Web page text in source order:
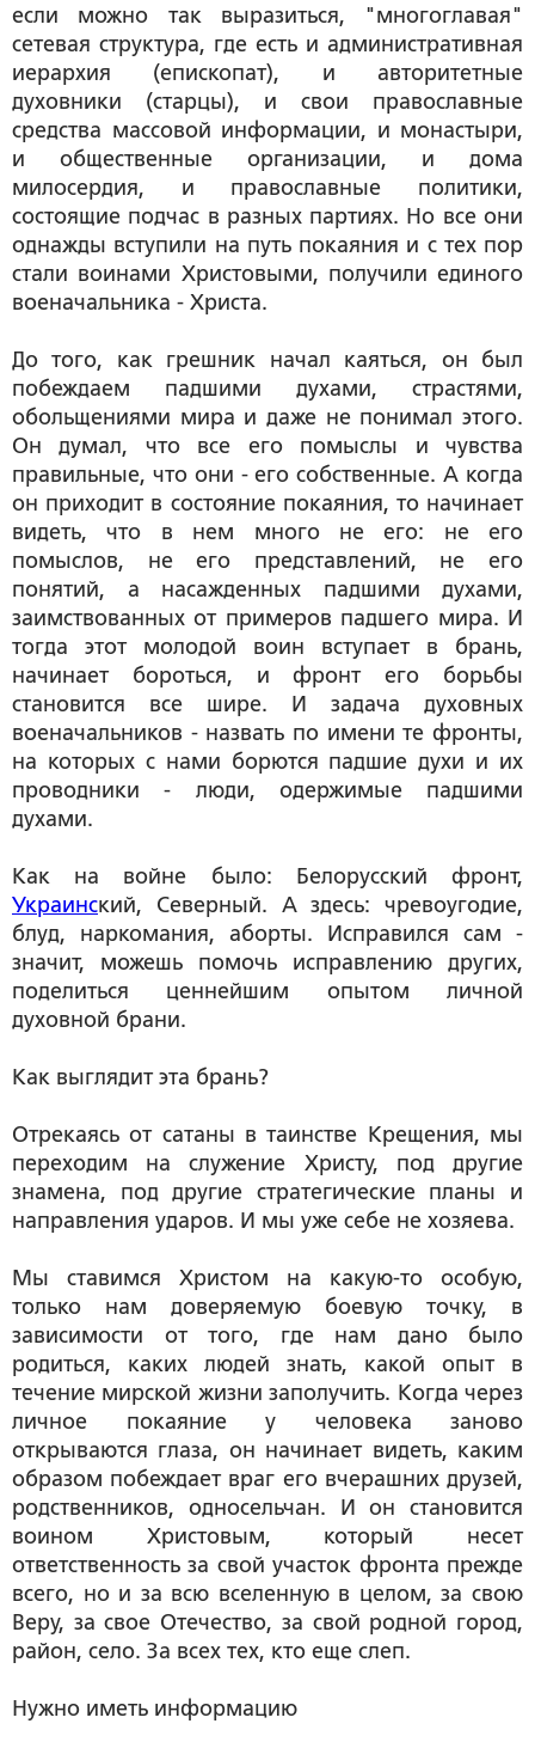
если можно так выразиться, "многоглавая"
сетевая структура, где есть и административная
иерархия (епископат), и авторитетные
духовники (старцы), и свои православные
средства массовой информации, и монастыри,
и общественные организации, и дома
милосердия, и православные политики,
состоящие подчас в разных партиях. Но все они
однажды вступили на путь покаяния и с тех пор
стали воинами Христовыми, получили единого
военачальника - Христа.
До того, как грешник начал каяться, он был
побеждаем падшими духами, страстями,
обольщениями мира и даже не понимал этого.
Он думал, что все его помыслы и чувства
правильные, что они - его собственные. А когда
он приходит в состояние покаяния, то начинает
видеть, что в нем много не его: не его
помыслов, не его представлений, не его
понятий, а насажденных падшими духами,
заимствованных от примеров падшего мира. И
тогда этот молодой воин вступает в брань,
начинает бороться, и фронт его борьбы
становится все шире. И задача духовных
военачальников - назвать по имени те фронты,
на которых с нами борются падшие духи и их
проводники - люди, одержимые падшими
духами.
Как на войне было: Белорусский фронт,
Украинский, Северный. А здесь: чревоугодие,
блуд, наркомания, аборты. Исправился сам -
значит, можешь помочь исправлению других,
поделиться ценнейшим опытом личной
духовной брани.
Как выглядит эта брань?
Отрекаясь от сатаны в таинстве Крещения, мы
переходим на служение Христу, под другие
знамена, под другие стратегические планы и
направления ударов. И мы уже себе не хозяева.
Мы ставимся Христом на какую-то особую,
только нам доверяемую боевую точку, в
зависимости от того, где нам дано было
родиться, каких людей знать, какой опыт в
течение мирской жизни заполучить. Когда через
личное покаяние у человека заново
открываются глаза, он начинает видеть, каким
образом побеждает враг его вчерашних друзей,
родственников, односельчан. И он становится
воином Христовым, который несет
ответственность за свой участок фронта прежде
всего, но и за всю вселенную в целом, за свою
Веру, за свое Отечество, за свой родной город,
район, село. За всех тех, кто еще слеп.
Нужно иметь информацию